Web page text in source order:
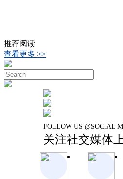
推荐阅读
查看更多 >>
FOLLOW US @SOCIAL
关注社交媒体